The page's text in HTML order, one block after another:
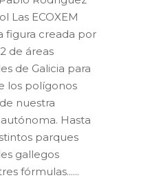
Las ECOXEM
figura creada por
de áreas
de Galicia para
los polígonos
nuestra
Hasta
parques
gallegos
fórmulas......